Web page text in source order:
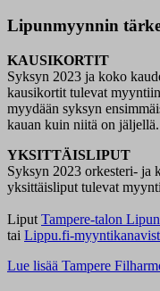
Lipunmyynnin
KAUSIKORTIT
Syksyn 2023 ja koko
kausikortit tulevat myyntiin
myydään syksyn
kauan kuin niitä on jäljellä.
YKSITTÄISLIPUT
Syksyn 2023 orkesteri- ja
yksittäisliput tulevat
Liput Tampere-talon
tai Lippu.fi-
Lue lisää Tampere